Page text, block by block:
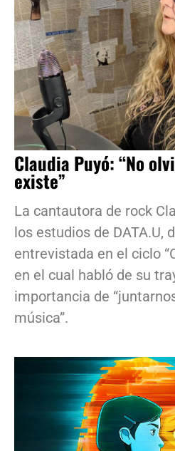
Claudia Puyó: “No
existe”
La cantautora de rock
los estudios de DATA.U,
entrevistada en el ciclo
en el cual habló de su
importancia de
música”.